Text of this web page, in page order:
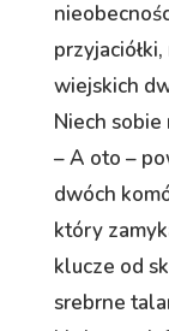
wiejskich
Niech sobie
– A oto –
dwóch
który
klucze od
srebrne